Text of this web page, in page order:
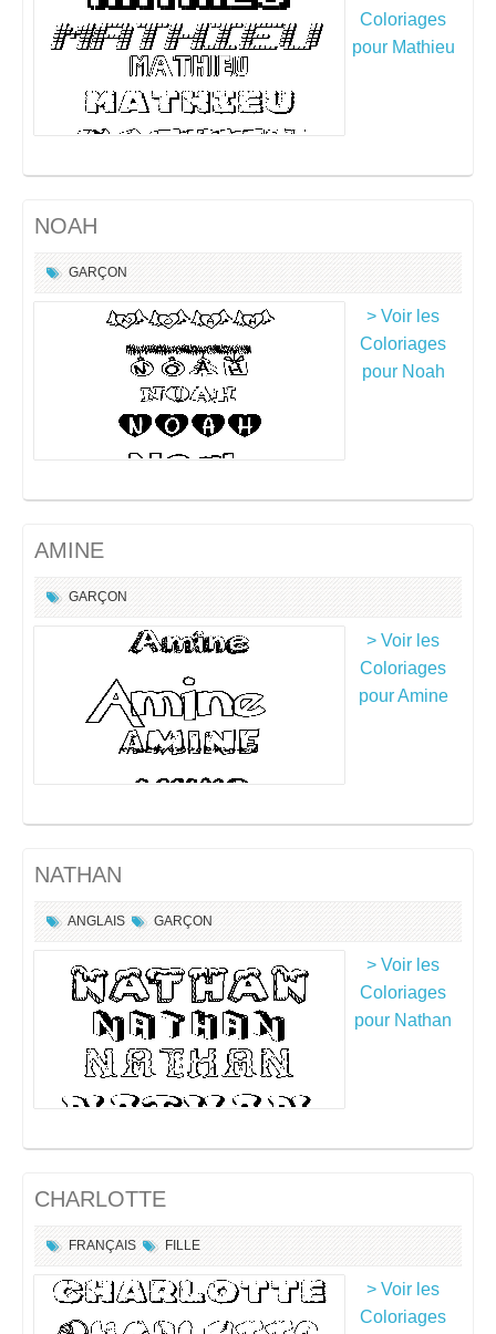
Coloriages
pour Mathieu
NOAH
GARÇON
> Voir les
Coloriages
pour Noah
AMINE
GARÇON
> Voir les
Coloriages
pour Amine
NATHAN
ANGLAIS GARÇON
> Voir les
Coloriages
pour Nathan
CHARLOTTE
FRANÇAIS FILLE
> Voir les
Coloriages